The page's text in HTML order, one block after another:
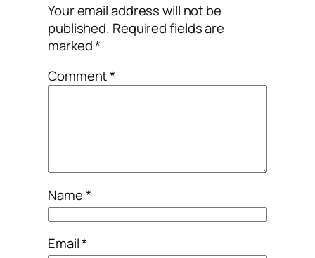
Your email address will not be
published. Required fields are
marked*
Comment*
Name*
Email*